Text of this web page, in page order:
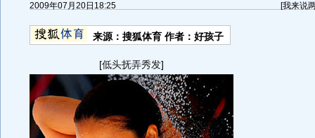
2009年07月20日18:25 [我来说
来源： 搜狐体育作者：好孩子
[低头抚弄秀发]